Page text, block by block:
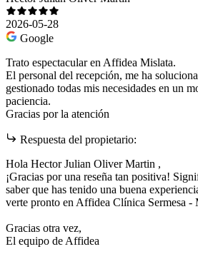
2026-05-28
Google
Trato espectacular en Affidea Mislata.
El personal del recepción, me ha
gestionado todas mis necesidades en un
paciencia.
Gracias por la atención
Respuesta del propietario:
Hola Hector Julian Oliver Martin ,
¡Gracias por una reseña tan positiva!
saber que has tenido una buena
verte pronto en Affidea Clínica Sermesa -
Gracias otra vez,
El equipo de Affidea